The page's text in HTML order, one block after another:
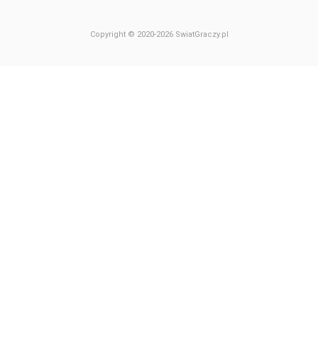
Copyright © 2020-2026 SwiatGraczy.pl